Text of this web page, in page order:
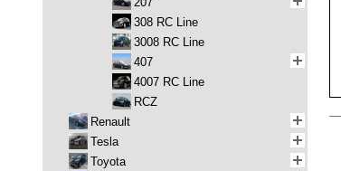
308 RC Line
3008 RC Line
407
4007 RC Line
RCZ
Renault
Tesla
Toyota